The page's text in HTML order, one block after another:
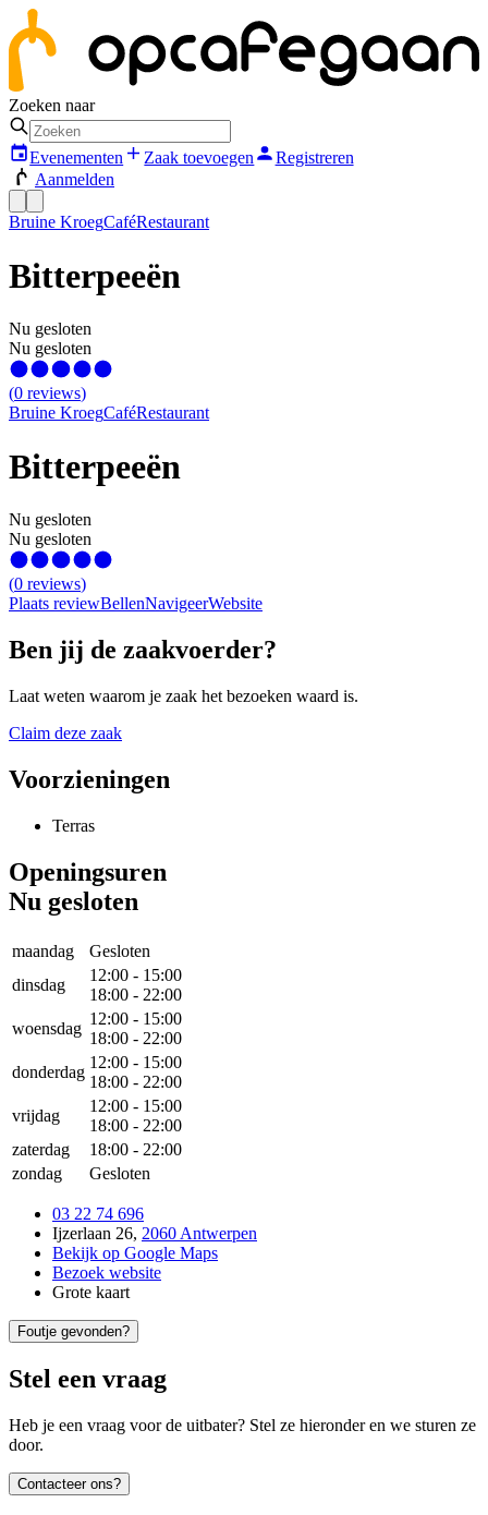
Zoeken naar
Evenementen Zaak toevoegen
Registreren
Aanmelden
Bruine KroegCaféRestaurant
Bitterpeeën
Nu gesloten
Nu gesloten
(0 reviews)
Bruine KroegCaféRestaurant
Bitterpeeën
Nu gesloten
Nu gesloten
(0 reviews)
Plaats reviewBellenNavigeerWebsite
Ben jij de zaakvoerder?
Laat weten waarom je zaak het bezoeken waard is.
Claim deze zaak
Voorzieningen
Terras
Openingsuren
Nu gesloten
maandag
Gesloten
dinsdag
12:00 - 15:00
18:00 - 22:00
woensdag
12:00 - 15:00
18:00 - 22:00
donderdag
12:00 - 15:00
18:00 - 22:00
vrijdag
12:00 - 15:00
18:00 - 22:00
zaterdag
18:00 - 22:00
zondag
Gesloten
03 22 74 696
Ijzerlaan 26, 2060 Antwerpen
Bekijk op Google Maps
Bezoek website
Grote kaart
Foutje gevonden?
Stel een vraag
Heb je een vraag voor de uitbater? Stel ze hieronder en we sturen ze
door.
Contacteer ons?